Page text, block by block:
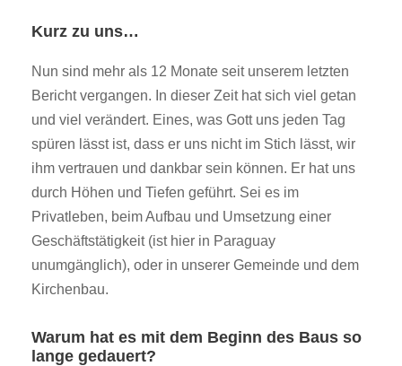
Kurz zu uns…
Nun sind mehr als 12 Monate seit unserem letzten
Bericht vergangen. In dieser Zeit hat sich viel getan
und viel verändert. Eines, was Gott uns jeden Tag
spüren lässt ist, dass er uns nicht im Stich lässt, wir
ihm vertrauen und dankbar sein können. Er hat uns
durch Höhen und Tiefen geführt. Sei es im
Privatleben, beim Aufbau und Umsetzung einer
Geschäftstätigkeit (ist hier in Paraguay
unumgänglich), oder in unserer Gemeinde und dem
Kirchenbau.
Warum hat es mit dem Beginn des Baus so
lange gedauert?